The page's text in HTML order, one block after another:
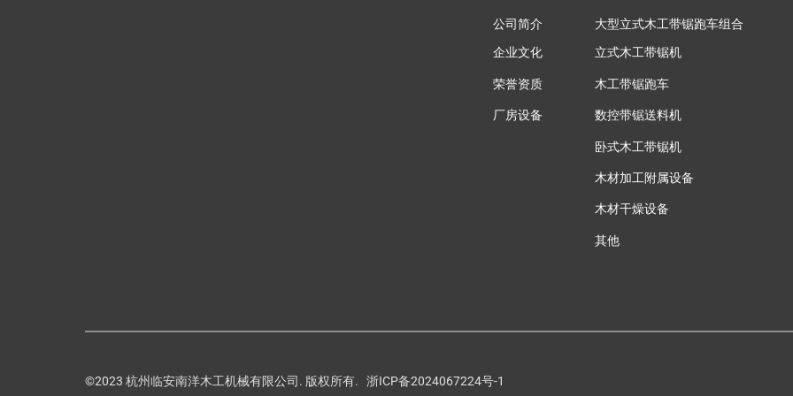
公司简介
企业文化
荣誉资质
厂房设备
大型立式木工带锯跑车组合
立式木工带锯机
木工带锯跑车
数控带锯送料机
卧式木工带锯机
木材加工附属设备
木材干燥设备
其他
©2023 杭州临安南洋木工机械有限公司. 版权所有. 浙ICP备2024067224号-1